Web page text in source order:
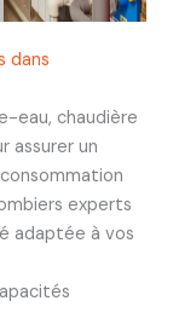
dans
eau, chaudière
assurer un
experts
adaptée à vos